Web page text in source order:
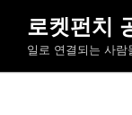
로켓펀치
일로 연결되는 사람